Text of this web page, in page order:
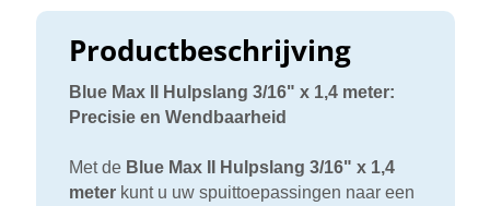
Productbeschrijving
Blue Max II Hulpslang 3/16" x 1,4 meter:
Precisie en Wendbaarheid
Met de Blue Max II Hulpslang 3/16" x 1,4
meter kunt u uw spuittoepassingen naar een